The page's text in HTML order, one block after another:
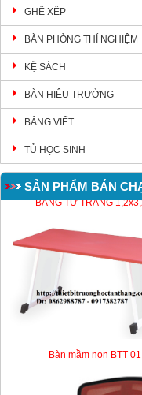
GHẾ XẾP
BÀN PHÒNG THÍ NGHIỆM
KỆ SÁCH
BÀN HIỆU TRƯỞNG
BẢNG VIẾT
TỦ HỌC SINH
SẢN PHẨM BÁN
BẢNG TỪ TRẮNG